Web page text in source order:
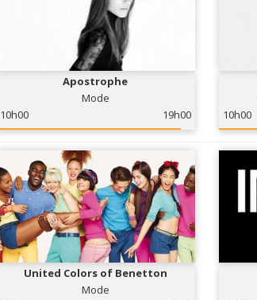
Apostrophe
Mode
10h00
19h00
10h00
United Colors of Benetton
Mode